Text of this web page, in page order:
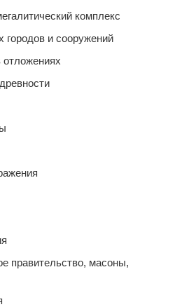
комплекс
городов и сооружений
правительство, масоны,